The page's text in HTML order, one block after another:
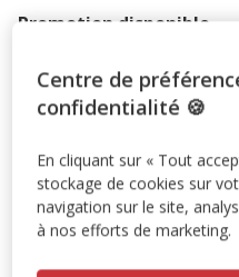
Promotion disponible
-10% sur votre première
Animalis. Offre non
Code: WELCOME10
Centre de
confidentialité 🍪
En cliquant sur « Tout
stockage de cookies sur
navigation sur le site,
à nos efforts de marketing.